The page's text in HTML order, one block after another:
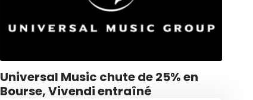
Universal Music chute de 25% en
Bourse, Vivendi entraîné